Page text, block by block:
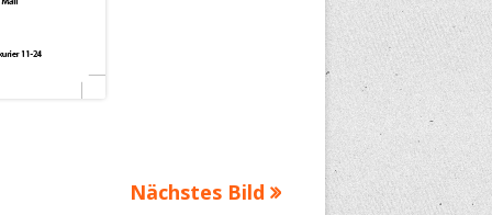
Nächstes Bild